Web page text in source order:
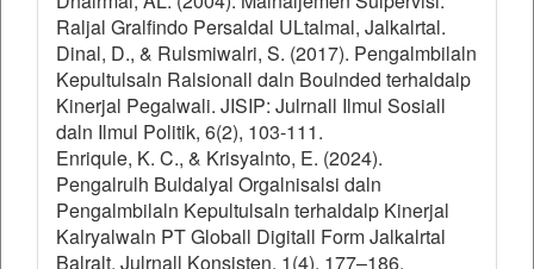
Raljal Gralfindo Persaldal ULtalmal, Jalkalrtal.
Dinal, D., & Rulsmiwalri, S. (2017). Pengalmbilaln
Kepultulsaln Ralsionall daln Boulnded terhaldalp
Kinerjal Pegalwali. JISIP: Julrnall Ilmul Sosiall
daln Ilmul Politik, 6(2), 103-111.
Enriqule, K. C., & Krisyalnto, E. (2024).
Pengalrulh Buldalyal Orgalnisalsi daln
Pengalmbilaln Kepultulsaln terhaldalp Kinerjal
Kalryalwaln PT Globall Digitall Form Jalkalrtal
Balralt. Julrnall Konsisten, 1(4), 177–186.